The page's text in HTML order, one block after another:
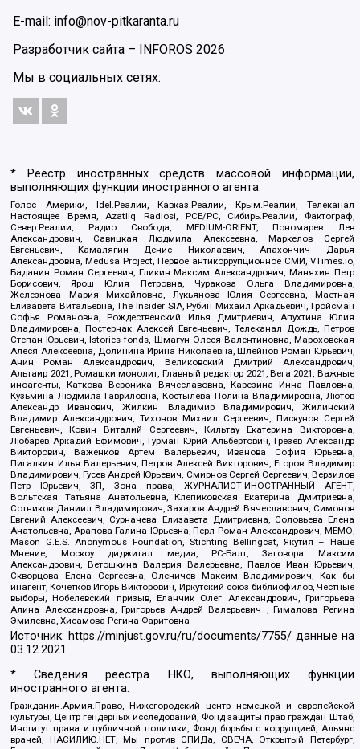
E-mail: info@nov-pitkaranta.ru
Разработчик сайта –
INFOROS 2026
Мы в социальных сетях:
* Реестр иностранных средств массовой информации,
выполняющих функции иностранного агента:
Голос Америки, Idel.Реалии, Кавказ.Реалии, Крым.Реалии, Телеканал
Настоящее Время, Azatliq Radiosi, PCE/PC, Сибирь.Реалии, Фактограф,
Север.Реалии, Радио Свобода, MEDIUM-ORIENT, Пономарев Лев
Александрович, Савицкая Людмила Алексеевна, Маркелов Сергей
Евгеньевич, Камалягин Денис Николаевич, Апахончич Дарья
Александровна, Medusa Project, Первое антикоррупционное СМИ, VTimes.io,
Баданин Роман Сергеевич, Гликин Максим Александрович, Маняхин Петр
Борисович, Ярош Юлия Петровна, Чуракова Ольга Владимировна,
Железнова Мария Михайловна, Лукьянова Юлия Сергеевна, Маетная
Елизавета Витальевна, The Insider SIA, Рубин Михаил Аркадьевич, Гройсман
Софья Романовна, Рождественский Илья Дмитриевич, Апухтина Юлия
Владимировна, Постернак Алексей Евгеньевич, Телеканал Дождь, Петров
Степан Юрьевич, Istories fonds, Шмагун Олеся Валентиновна, Мароховская
Алеся Алексеевна, Долинина Ирина Николаевна, Шлейнов Роман Юрьевич,
Анин Роман Александрович, Великовский Дмитрий Александрович,
Альтаир 2021, Ромашки монолит, Главный редактор 2021, Вега 2021, Важные
иноагенты, Каткова Вероника Вячеславовна, Карезина Инна Павловна,
Кузьмина Людмила Гавриловна, Костылева Полина Владимировна, Лютов
Александр Иванович, Жилкин Владимир Владимирович, Жилинский
Владимир Александрович, Тихонов Михаил Сергеевич, Пискунов Сергей
Евгеньевич, Ковин Виталий Сергеевич, Кильтау Екатерина Викторовна,
Любарев Аркадий Ефимович, Гурман Юрий Альбертович, Грезев Александр
Викторович, Важенков Артем Валерьевич, Иванова София Юрьевна,
Пигалкин Илья Валерьевич, Петров Алексей Викторович, Егоров Владимир
Владимирович, Гусев Андрей Юрьевич, Смирнов Сергей Сергеевич, Верзилов
Петр Юрьевич, ЗП, Зона права, ЖУРНАЛИСТ-ИНОСТРАННЫЙ АГЕНТ,
Вольтская Татьяна Анатольевна, Клепиковская Екатерина Дмитриевна,
Сотников Даниил Владимирович, Захаров Андрей Вячеславович, Симонов
Евгений Алексеевич, Сурначева Елизавета Дмитриевна, Соловьева Елена
Анатольевна, Арапова Галина Юрьевна, Перл Роман Александрович, МЕМО,
Mason G.E.S. Anonymous Foundation, Stichting Bellingcat, Якутия – Наше
Мнение, Москоу диджитал медиа, РС-Балт, Заговора Максим
Александрович, Ветошкина Валерия Валерьевна, Павлов Иван Юрьевич,
Скворцова Елена Сергеевна, Оленичев Максим Владимирович, Как бы
инагент, Кочетков Игорь Викторович, Иркутский союз библиофилов, Честные
выборы, Нобелевский призыв, Еланчик Олег Александрович, Григорьева
Алина Александровна, Григорьев Андрей Валерьевич , Гималова Регина
Эмилевна, Хисамова Регина Фаритовна
Источник: https://minjust.gov.ru/ru/documents/7755/ данные на
03.12.2021
* Сведения реестра НКО, выполняющих функции
иностранного агента:
Гражданин.Армия.Право, Нижегородский центр немецкой и европейской
культуры, Центр гендерных исследований, Фонд защиты прав граждан Штаб,
Институт права и публичной политики, Фонд борьбы с коррупцией, Альянс
врачей, НАСИЛИЮ.НЕТ, Мы против СПИДа, СВЕЧА, Открытый Петербург,